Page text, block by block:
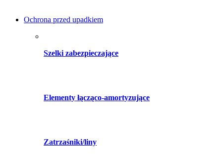
Ochrona przed upadkiem
Szelki zabezpieczające
Elementy łącząco-amortyzujące
Zatrzaśniki/liny